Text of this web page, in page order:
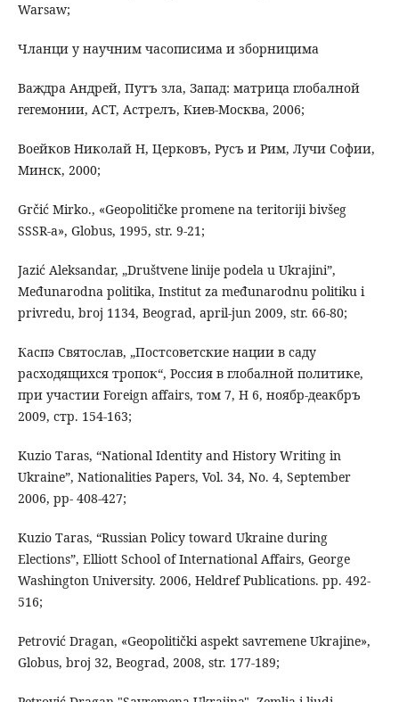
Warsaw;
Чланци у научним часописима и зборницима
Важдра Андрей, Путъ зла, Запад: матрица глобалной
гегемонии, АСТ, Астрелъ, Киев-Москва, 2006;
Воейков Николай Н, Церковъ, Русъ и Рим, Лучи Софии,
Минск, 2000;
Grčić Mirko., «Geopolitičke promene na teritoriji bivšeg
SSSR-a», Globus, 1995, str. 9-21;
Jazić Aleksandar, „Društvene linije podela u Ukrajini”,
Međunarodna politika, Institut za međunarodnu politiku i
privredu, broj 1134, Beograd, april-jun 2009, str. 66-80;
Каспэ Святослав, „Постсоветские нации в саду
расходящихся тропок“, Россия в глобалной политике,
при участии Foreign affairs, том 7, Н 6, ноябр-деакбръ
2009, стр. 154-163;
Kuzio Taras, “National Identity and History Writing in
Ukraine”, Nationalities Papers, Vol. 34, No. 4, September
2006, pp- 408-427;
Kuzio Taras, “Russian Policy toward Ukraine during
Elections”, Elliott School of International Affairs, George
Washington University. 2006, Heldref Publications. pp. 492-
516;
Petrović Dragan, «Geopolitički aspekt savremene Ukrajine»,
Globus, broj 32, Beograd, 2008, str. 177-189;